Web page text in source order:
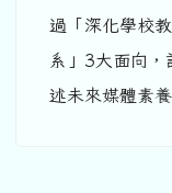
過「深化學校
系」3大面向，
述未來媒體素